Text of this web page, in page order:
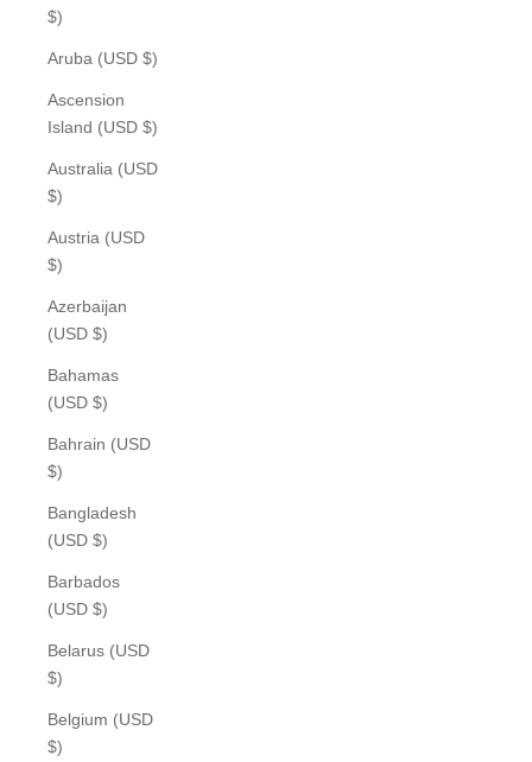
$)
Aruba (USD $)
Ascension
Island (USD $)
Australia (USD
$)
Austria (USD
$)
Azerbaijan
(USD $)
Bahamas
(USD $)
Bahrain (USD
$)
Bangladesh
(USD $)
Barbados
(USD $)
Belarus (USD
$)
Belgium (USD
$)